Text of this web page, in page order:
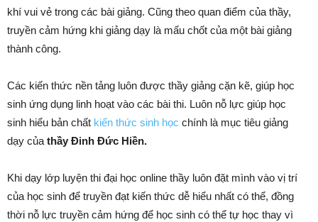
khí vui vẻ trong các bài giảng. Cũng theo quan điểm của thầy,
truyền cảm hứng khi giảng dạy là mấu chốt của một bài giảng
thành công.
Các kiến thức nền tảng luôn được thầy giảng cặn kẽ, giúp học
sinh ứng dụng linh hoạt vào các bài thi. Luôn nỗ lực giúp học
sinh hiểu bản chất kiến thức sinh học chính là mục tiêu giảng
dạy của thầy Đinh Đức Hiền.
Khi dạy lớp luyện thi đại học online thầy luôn đặt mình vào vị trí
của học sinh để truyền đạt kiến thức dễ hiểu nhất có thể, đồng
thời nỗ lực truyền cảm hứng để học sinh có thể tự học thay vì